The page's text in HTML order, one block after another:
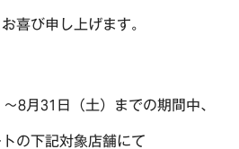
喜び申し上げます。
8月31日（土）までの期間中、
の下記対象店舗にて